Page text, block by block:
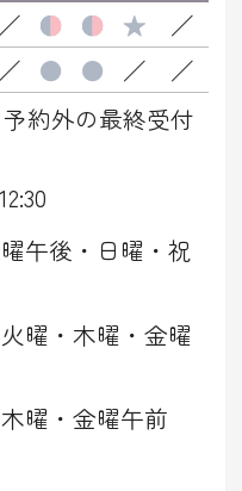
約外の最終受付
午後・日曜・祝
曜・木曜・金曜
曜・金曜午前
／ ● ● ★
／
／ ● ● ／ ／